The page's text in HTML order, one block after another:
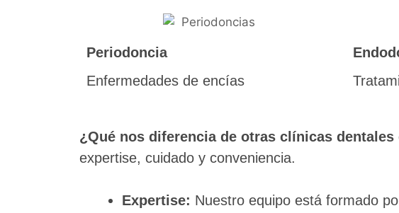
Periodoncia
Enfermedades de encías
¿Qué nos diferencia de otras clínicas dentales
expertise, cuidado y conveniencia.
Expertise: Nuestro equipo está formado